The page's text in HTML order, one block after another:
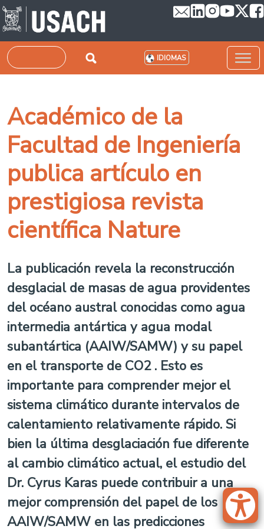
Pasar al contenido principal
Buscar IDIOMAS
Académico de la
Facultad de Ingeniería
publica artículo en
prestigiosa revista
científica Nature
La publicación revela la reconstrucción
desglacial de masas de agua providentes
del océano austral conocidas como agua
intermedia antártica y agua modal
subantártica (AAIW/SAMW) y su papel
en el transporte de CO2 . Esto es
importante para comprender mejor el
sistema climático durante intervalos de
calentamiento relativamente rápido. Si
bien la última desglaciación fue diferente
al cambio climático actual, el estudio del
Dr. Cyrus Karas puede contribuir a una
mejor comprensión del papel de los
AAIW/SAMW en las predicciones